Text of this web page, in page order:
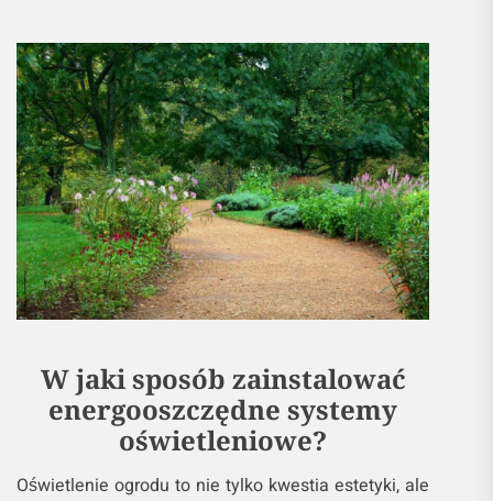
W jaki sposób zainstalować
energooszczędne systemy
oświetleniowe?
Oświetlenie ogrodu to nie tylko kwestia estetyki, ale